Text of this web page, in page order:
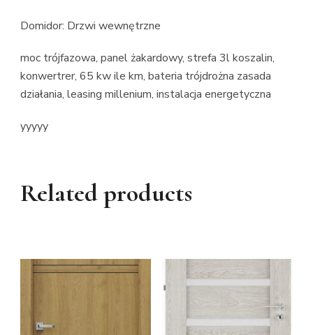
Domidor: Drzwi wewnętrzne
moc trójfazowa, panel żakardowy, strefa 3l koszalin,
konwertrer, 65 kw ile km, bateria trójdrożna zasada
działania, leasing millenium, instalacja energetyczna
yyyyy
Related products